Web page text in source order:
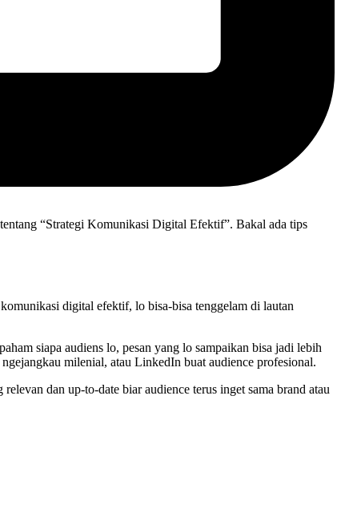
“Strategi Komunikasi Digital Efektif”. Bakal ada tips
digital efektif, lo bisa-bisa tenggelam di lautan
siapa audiens lo, pesan yang lo sampaikan bisa jadi lebih
milenial, atau LinkedIn buat audience profesional.
dan up-to-date biar audience terus inget sama brand atau